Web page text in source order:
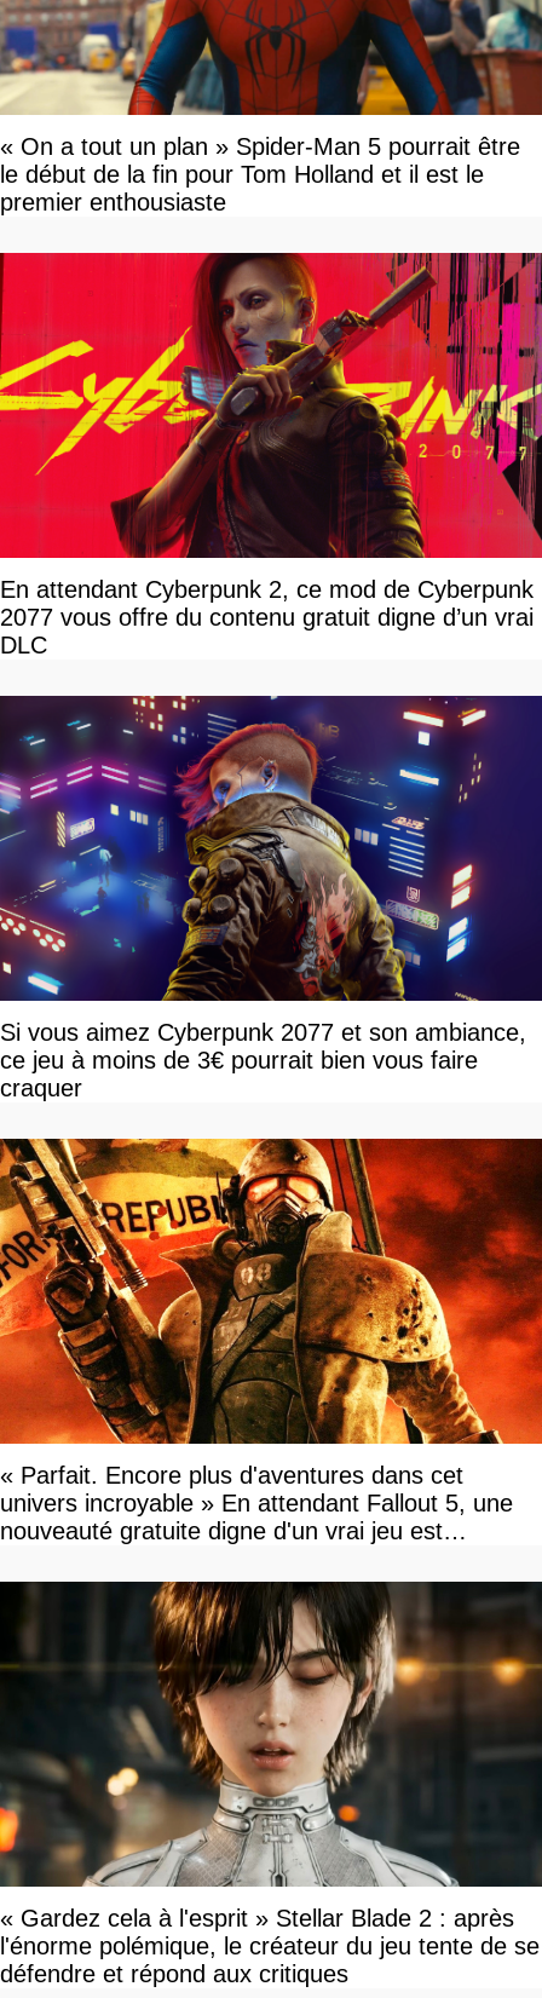
« On a tout un plan » Spider-Man 5 pourrait être
le début de la fin pour Tom Holland et il est le
premier enthousiaste
En attendant Cyberpunk 2, ce mod de Cyberpunk
2077 vous offre du contenu gratuit digne d’un vrai
DLC
Si vous aimez Cyberpunk 2077 et son ambiance,
ce jeu à moins de 3€ pourrait bien vous faire
craquer
« Parfait. Encore plus d'aventures dans cet
univers incroyable » En attendant Fallout 5, une
nouveauté gratuite digne d'un vrai jeu est
« Gardez cela à l'esprit » Stellar Blade 2 : après
l'énorme polémique, le créateur du jeu tente de se
défendre et répond aux critiques